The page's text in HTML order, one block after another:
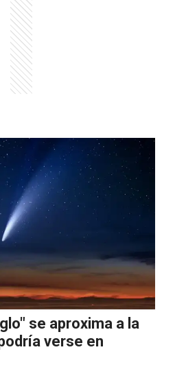
se aproxima a la
verse en